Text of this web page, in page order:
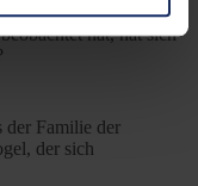
cookies by
settings at any
(in the Privacy
zuckenden Pfoten
hat, hat sich
der Familie der
der sich